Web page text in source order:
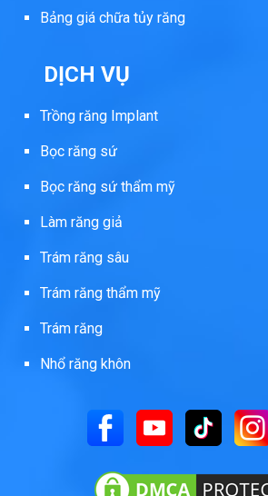
Bảng giá chữa tủy răng
DỊCH VỤ
Trồng răng Implant
Bọc răng sứ
Bọc răng sứ thẩm mỹ
Làm răng giả
Trám răng sâu
Trám răng thẩm mỹ
Trám răng
Nhổ răng khôn